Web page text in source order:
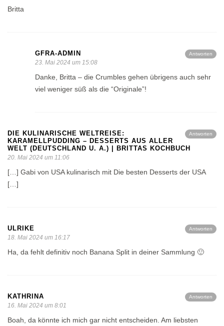
Britta
Antworten
GFRA-ADMIN
23. Mai 2024 um 15:08
Danke, Britta – die Crumbles gehen übrigens auch sehr
viel weniger süß als die “Originale”!
Antworten
DIE KULINARISCHE WELTREISE:
KARAMELLPUDDING – DESSERTS AUS ALLER
WELT (DEUTSCHLAND U. A.) | BRITTAS KOCHBUCH
20. Mai 2024 um 11:06
[…] Gabi von USA kulinarisch mit Die besten Desserts der USA
[…]
Antworten
ULRIKE
18. Mai 2024 um 16:17
Ha, da fehlt definitiv noch Banana Split in deiner Sammlung 🙂
Antworten
KATHRINA
16. Mai 2024 um 8:01
Boah, da könnte ich mich gar nicht entscheiden. Am liebsten